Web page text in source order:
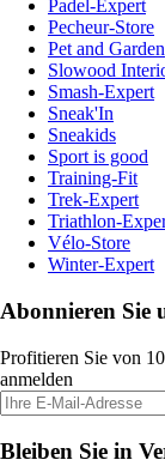
Padel-Expert
Pecheur-Store
Pet and Garden
Slowood
Smash-Expert
Sneak'In
Sneakids
Sport is good
Training-Fit
Trek-Expert
Triathlon-
Vélo-Store
Winter-Expert
Abonnieren Sie
Profitieren Sie von
anmelden
Bleiben Sie in